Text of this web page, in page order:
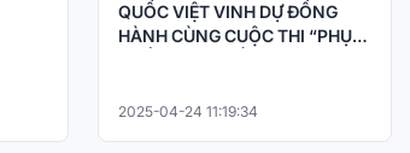
QUỐC VIỆT VINH DỰ ĐỒNG
HÀNH CÙNG CUỘC THI “PHỤC
2025-04-24 11:19:34